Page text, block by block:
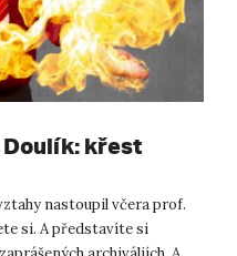
křest
nastoupil včera prof.
si. A představíte si